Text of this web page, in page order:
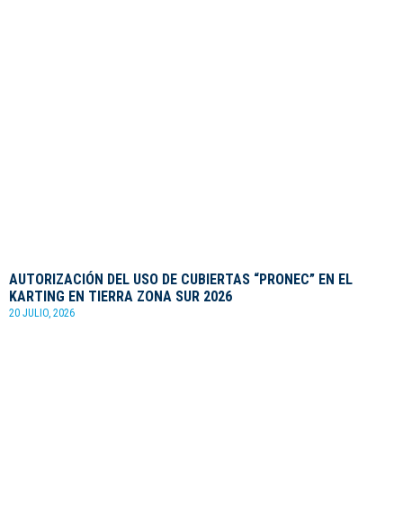
AUTORIZACIÓN DEL USO DE CUBIERTAS “PRONEC” EN EL
KARTING EN TIERRA ZONA SUR 2026
20 JULIO, 2026